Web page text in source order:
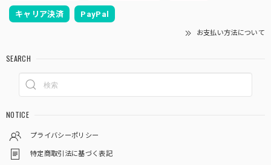
キャリア決済 PayPal
お支払い方法について
SEARCH
NOTICE
プライバシーポリシー
特定商取引法に基づく表記